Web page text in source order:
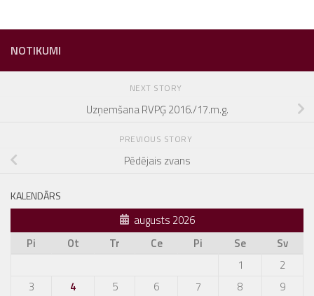
NOTIKUMI
NEXT STORY
Uzņemšana RVPĢ 2016./17.m.g.
PREVIOUS STORY
Pēdējais zvans
KALENDĀRS
augusts 2026
Pi
Ot Tr Ce Pi Se
Sv
1
2
3
4 5 6 7 8
9